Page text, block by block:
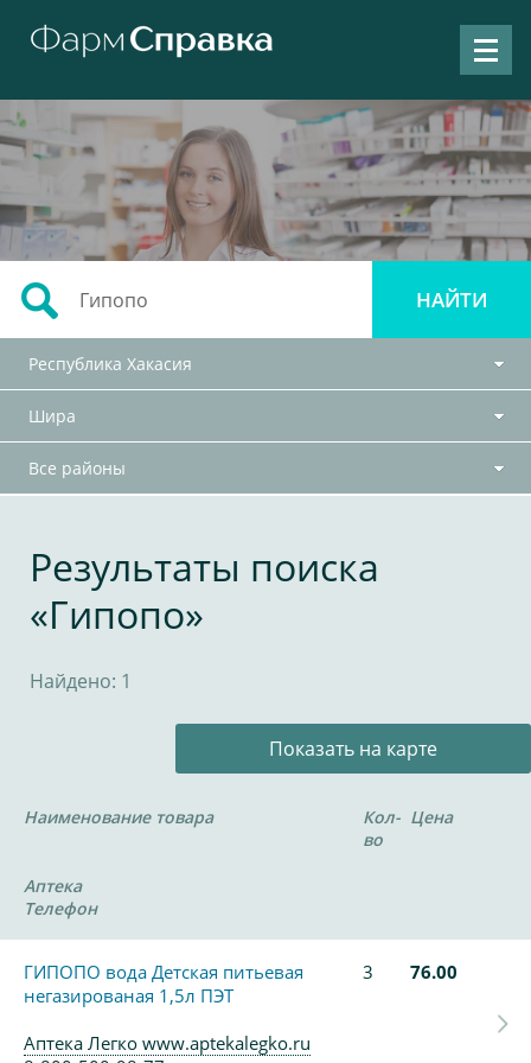
Республика Хакасия
Шира
Все районы
Результаты поиска
«Гипопо»
Найдено: 1
Показать на карте
Наименование товара
Кол-
во
Цена
Аптека
Телефон
ГИПОПО вода Детская питьевая
негазированая 1,5л ПЭТ
3 76.00
Аптека Легко www.aptekalegko.ru